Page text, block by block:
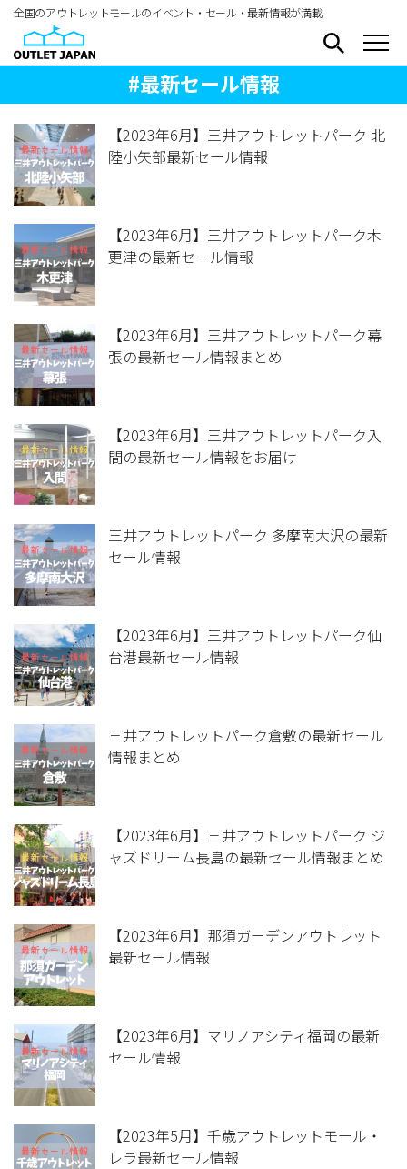
全国のアウトレットモールのイベント・セール・最新情報が満載
#最新セール情報
【2023年6月】三井アウトレットパーク 北
陸小矢部最新セール情報
【2023年6月】三井アウトレットパーク木
更津の最新セール情報
【2023年6月】三井アウトレットパーク幕
張の最新セール情報まとめ
【2023年6月】三井アウトレットパーク入
間の最新セール情報をお届け
三井アウトレットパーク 多摩南大沢の最新
セール情報
【2023年6月】三井アウトレットパーク仙
台港最新セール情報
三井アウトレットパーク倉敷の最新セール
情報まとめ
【2023年6月】三井アウトレットパーク ジ
ャズドリーム長島の最新セール情報まとめ
【2023年6月】那須ガーデンアウトレット
最新セール情報
【2023年6月】マリノアシティ福岡の最新
セール情報
【2023年5月】千歳アウトレットモール・
レラ最新セール情報